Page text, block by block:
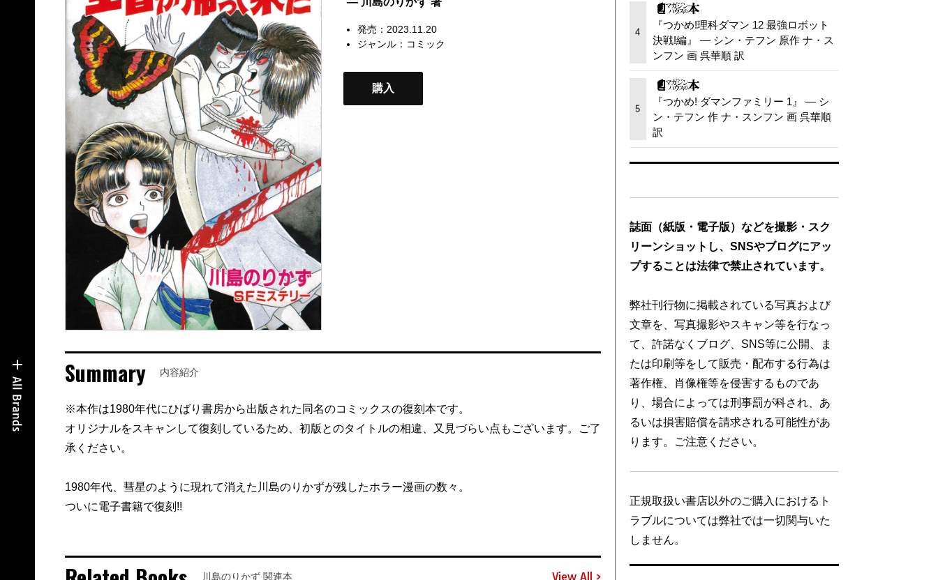
発売：2023.11.20
ジャンル： コミック
購入
Summary 内容紹介
※本作は1980年代にひばり書房から出版された同名のコミックスの復刻本です。
オリジナルをスキャンして復刻しているため、初版とのタイトルの相違、又見づらい点もございます。ご了
承ください。
1980年代、彗星のように現れて消えた川島のりかずが残したホラー漫画の数々。
ついに電子書籍で復刻!!
川島のりかず 関連本 View All
4
『つかめ!理科ダマン 12 最強ロボット
決戦!編』 — シン・テフン 原作 ナ・ス
ンフン 画 呉華順 訳
5
『つかめ! ダマンファミリー 1』 — シ
ン・テフン 作 ナ・スンフン 画 呉華順
訳
誌面（紙版・電子版）などを撮影・スク
リーンショットし、SNSやブログにアッ
プすることは法律で禁止されています。
弊社刊行物に掲載されている写真および
文章を、写真撮影やスキャン等を行なっ
て、許諾なくブログ、SNS等に公開、ま
たは印刷等をして販売・配布する行為は
著作権、肖像権等を侵害するものであ
り、場合によっては刑事罰が科され、あ
るいは損害賠償を請求される可能性があ
ります。ご注意ください。
正規取扱い書店以外のご購入におけるト
ラブルについては弊社では一切関与いた
しません。